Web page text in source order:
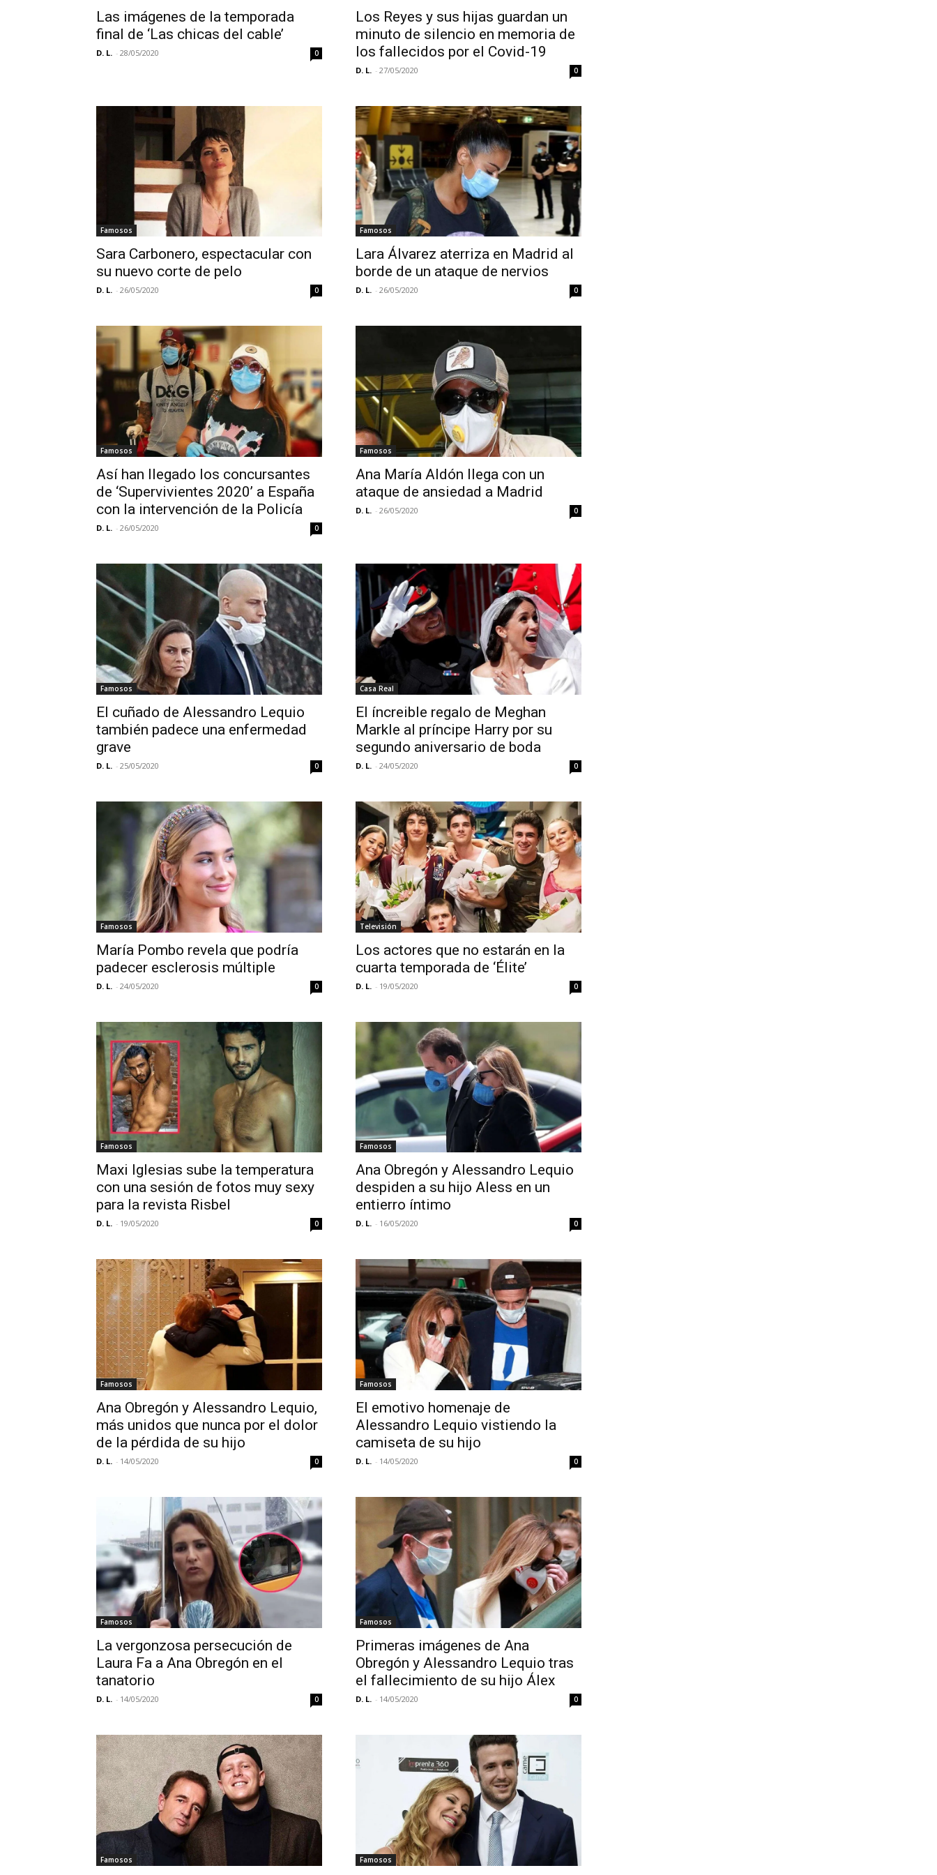
Las imágenes de la temporada
final de ‘Las chicas del cable’
D. L. - 28/05/2020 0
Los Reyes y sus hijas guardan un
minuto de silencio en memoria de
los fallecidos por el Covid-19
D. L. - 27/05/2020 0
Famosos
Sara Carbonero, espectacular con
su nuevo corte de pelo
D. L. - 26/05/2020 0
Famosos
Lara Álvarez aterriza en Madrid al
borde de un ataque de nervios
D. L. - 26/05/2020 0
Famosos
Así han llegado los concursantes
de ‘Supervivientes 2020’ a España
con la intervención de la Policía
D. L. - 26/05/2020 0
Famosos
Ana María Aldón llega con un
ataque de ansiedad a Madrid
D. L. - 26/05/2020 0
Famosos
El cuñado de Alessandro Lequio
también padece una enfermedad
grave
D. L. - 25/05/2020 0
Casa Real
El íncreible regalo de Meghan
Markle al príncipe Harry por su
segundo aniversario de boda
D. L. - 24/05/2020 0
Famosos
María Pombo revela que podría
padecer esclerosis múltiple
D. L. - 24/05/2020 0
Televisión
Los actores que no estarán en la
cuarta temporada de ‘Élite’
D. L. - 19/05/2020 0
Famosos
Maxi Iglesias sube la temperatura
con una sesión de fotos muy sexy
para la revista Risbel
D. L. - 19/05/2020 0
Famosos
Ana Obregón y Alessandro Lequio
despiden a su hijo Aless en un
entierro íntimo
D. L. - 16/05/2020 0
Famosos
Ana Obregón y Alessandro Lequio,
más unidos que nunca por el dolor
de la pérdida de su hijo
D. L. - 14/05/2020 0
Famosos
El emotivo homenaje de
Alessandro Lequio vistiendo la
camiseta de su hijo
D. L. - 14/05/2020 0
Famosos
La vergonzosa persecución de
Laura Fa a Ana Obregón en el
tanatorio
D. L. - 14/05/2020 0
Famosos
Primeras imágenes de Ana
Obregón y Alessandro Lequio tras
el fallecimiento de su hijo Álex
D. L. - 14/05/2020 0
Famosos Famosos